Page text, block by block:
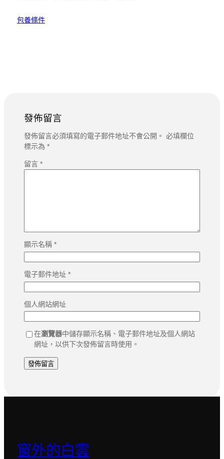
包養條件
發佈留言
發佈留言必須填寫的電子郵件地址不會公開。 必填欄位
標示為 *
留言 *
顯示名稱 *
電子郵件地址 *
個人網站網址
在瀏覽器中儲存顯示名稱、電子郵件地址及個人網站
網址，以供下次發佈留言時使用。
窗外的白雲